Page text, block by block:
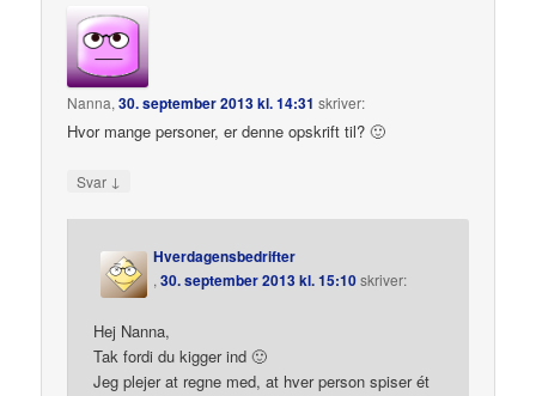
Nanna,30. september 2013 kl. 14:31 skriver:
Hvor mange personer, er denne opskrift til? 🙂
Svar ↓
Hverdagensbedrifter
,30. september 2013 kl. 15:10skriver:
Hej Nanna,
Tak fordi du kigger ind 🙂
Jeg plejer at regne med, at hver person spiser ét